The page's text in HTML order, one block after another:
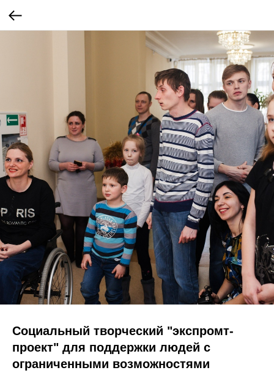
Социальный творческий "экспромт-
проект" для поддержки людей с
ограниченными возможностями